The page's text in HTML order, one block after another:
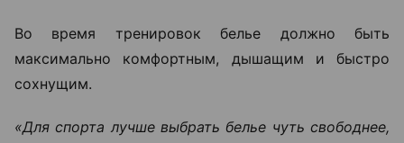
Во время тренировок белье должно быть
максимально комфортным, дышащим и быстро
сохнущим.
«Для спорта лучше выбрать белье чуть свободнее,